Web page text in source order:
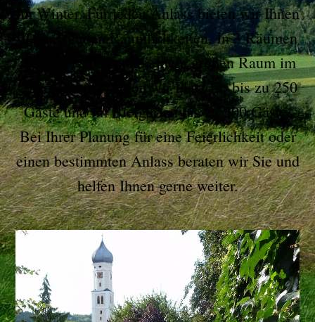
im Winter. Für jeden Anlass bieten wir Ihnen
die passenden Räumlichkeiten. In 3 Räumen
im Erdgeschoss und einem großen Raum im
Obergeschoss bieten wir Platz für bis zu 250
Gäste und im Biergarten bis zu 200 Gäste.
Bei Ihrer Planung für eine Feierlichkeit oder
einen bestimmten Anlass beraten wir Sie und
helfen Ihnen gerne weiter.